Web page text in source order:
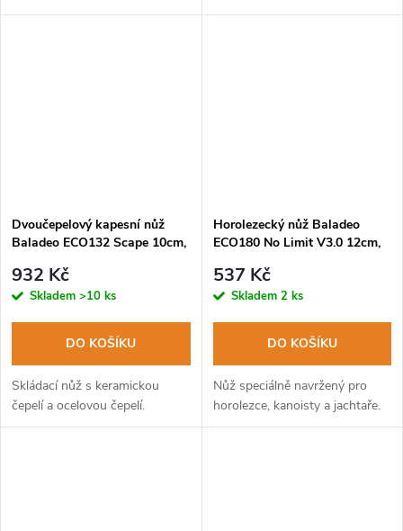
Dvoučepelový kapesní nůž
Baladeo ECO132 Scape 10cm,
ocel, hliníková rukojeť,
pouzdro
932 Kč
Skladem >10 ks
DO KOŠÍKU
Skládací nůž s keramickou
čepelí a ocelovou čepelí.
Horolezecký nůž Baladeo
ECO180 No Limit V3.0 12cm,
537 Kč
Skladem 2 ks
DO KOŠÍKU
Nůž speciálně navržený pro
horolezce, kanoisty a jachtaře.